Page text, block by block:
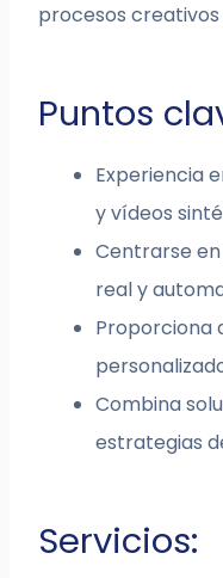
procesos creativos
Puntos
Experiencia
y vídeos
Centrarse
real y
Proporciona
Combina
estrategias
Servicios: